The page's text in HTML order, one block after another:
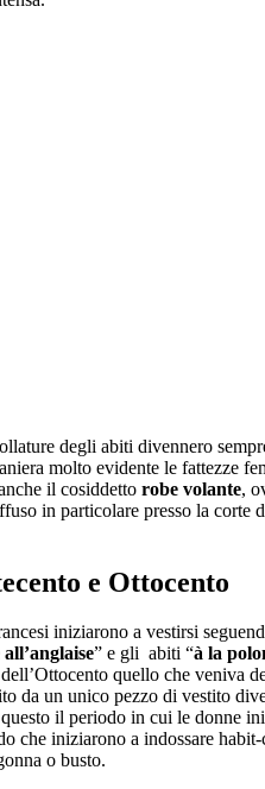
degli abiti divennero
molto evidente le fattezze
il cosiddetto robe volante,
in particolare presso la corte
e Ottocento
iniziarono a vestirsi
” e gli abiti “à la
quello che veniva
da un unico pezzo di vestito
il periodo in cui le donne
che iniziarono a indossare habit-
o busto.